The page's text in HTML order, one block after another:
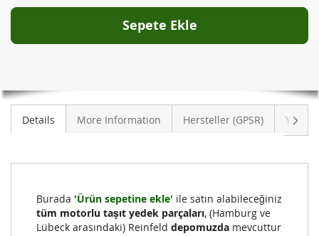
Sepete Ekle
Details More Information Hersteller (GPSR)
Burada 'Ürün sepetine ekle' ile satın alabileceğiniz
tüm motorlu taşıt yedek parçaları, (Hamburg ve
Lübeck arasındaki) Reinfeld depomuzda mevcuttur